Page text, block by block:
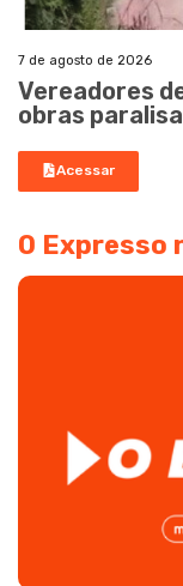
7 de agosto de 2026
Vereadores
obras
Acessar
O Expresso